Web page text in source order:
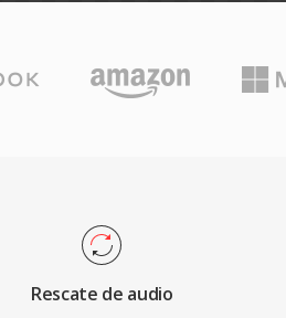
Rescate de audio